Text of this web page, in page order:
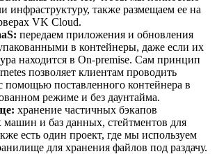
инфраструктуру, также размещаем ее на
VK Cloud.
передаем приложения и обновления
в контейнеры, даже если их
находится в On-premise. Сам принцип
позволяет клиентам проводить
помощью поставленного контейнера в
режиме и без даунтайма.
хранение частичных бэкапов
машин и баз данных, стейтментов для
есть один проект, где мы используем
для хранения файлов под раздачу.